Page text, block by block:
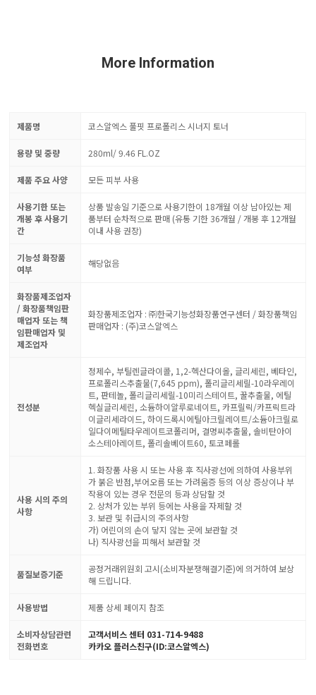
More Information
제품명 코스알엑스 풀핏 프로폴리스 시너지 토너
용량 및 중량 280ml/ 9.46 FL.OZ
제품 주요 사양 모든 피부 사용
사용기한 또는
개봉 후 사용기
간
상품 발송일 기준으로 사용기한이 18개월 이상 남아있는 제
품부터 순차적으로 판매 (유통 기한 36개월 / 개봉 후 12개월
이내 사용 권장)
기능성 화장품
여부
해당없음
화장품제조업자
/ 화장품책임판
매업자 또는 책
임판매업자 및
제조업자
화장품제조업자 : ㈜한국기능성화장품연구센터 / 화장품책임
판매업자 : (주)코스알엑스
전성분
정제수, 부틸렌글라이콜, 1,2-헥산다이올, 글리세린, 베타인,
프로폴리스추출물(7,645 ppm), 폴리글리세릴-10라우레이
트, 판테놀, 폴리글리세릴-10미리스테이트, 꿀추출물, 에틸
헥실글리세린, 소듐하이알루로네이트, 카프릴릭/카프릭트라
이글리세라이드, 하이드록시에틸아크릴레이트/소듐아크릴로
일다이메틸타우레이트코폴리머, 결명씨추출물, 솔비탄아이
소스테아레이트, 폴리솔베이트60, 토코페롤
사용 시의 주의
사항
1. 화장품 사용 시 또는 사용 후 직사광선에 의하여 사용부위
가 붉은 반점,부어오름 또는 가려움증 등의 이상 증상이나 부
작용이 있는 경우 전문의 등과 상담할 것
2. 상처가 있는 부위 등에는 사용을 자제할 것
3. 보관 및 취급시의 주의사항
가) 어린이의 손이 닿지 않는 곳에 보관할 것
나) 직사광선을 피해서 보관할 것
품질보증기준
공정거래위원회 고시(소비자분쟁해결기준)에 의거하여 보상
해 드립니다.
사용방법 제품 상세 페이지 참조
소비자상담관련
전화번호
고객서비스 센터 031-714-9488
카카오 플러스친구(ID:코스알엑스)